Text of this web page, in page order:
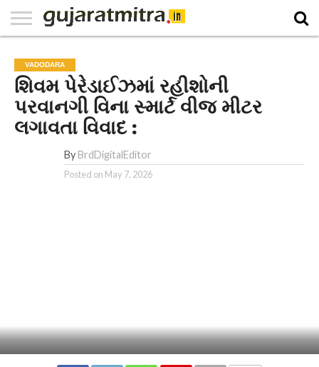
PAPER
NATIONAL
WORLD
BUSINESS
SPORTS
GUJARAT
OPINION
MORE
VADODARA
શિવમ પેરેડાઈઝમાં રહીશોની
પરવાનગી વિના સ્માર્ટ વીજ મીટર
લગાવતા વિવાદ :
By BrdDigitalEditor
Posted on May 7, 2026